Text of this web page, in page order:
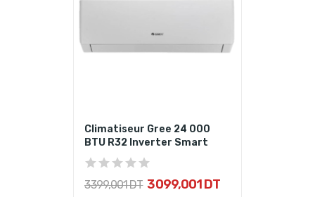
Climatiseur Gree 24 000
BTU R32 Inverter Smart
3 399,001 DT 3 099,001 DT